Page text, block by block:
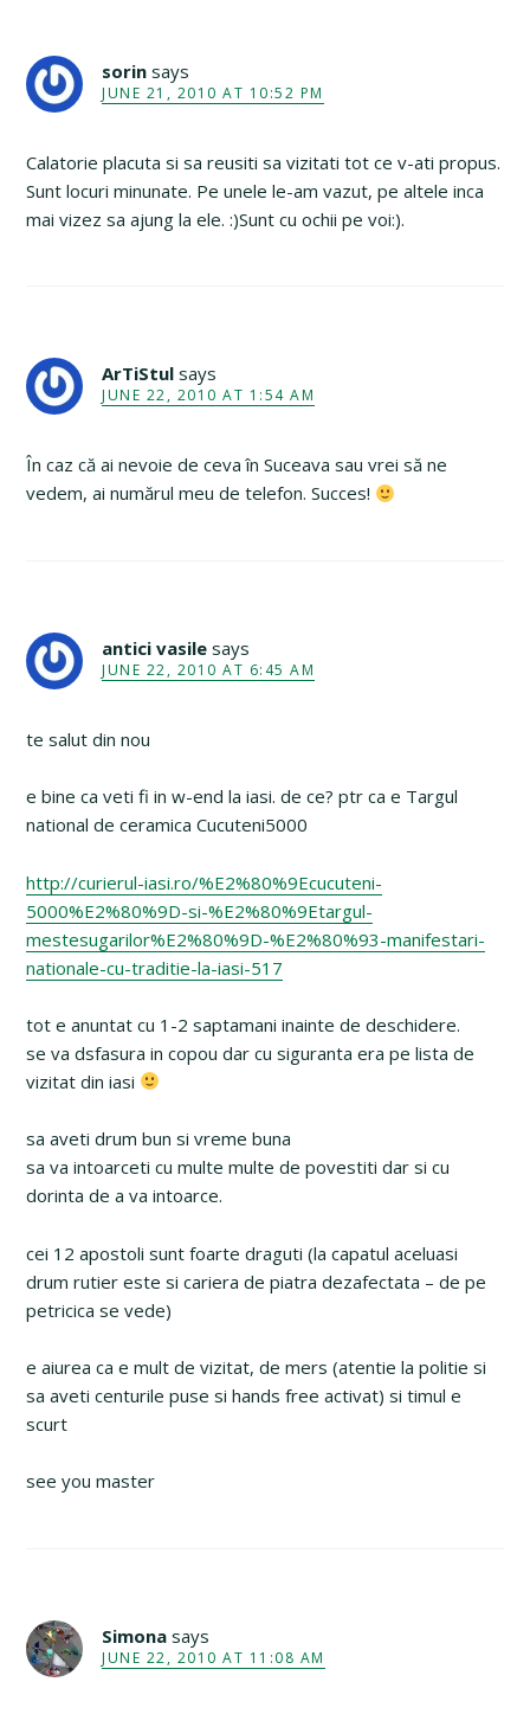
sorin says
JUNE 21, 2010 AT 10:52 PM
Calatorie placuta si sa reusiti sa vizitati tot ce v-ati propus.
Sunt locuri minunate. Pe unele le-am vazut, pe altele inca
mai vizez sa ajung la ele. :)Sunt cu ochii pe voi:).
ArTiStul says
JUNE 22, 2010 AT 1:54 AM
În caz că ai nevoie de ceva în Suceava sau vrei să ne
vedem, ai numărul meu de telefon. Succes!
antici vasile says
JUNE 22, 2010 AT 6:45 AM
te salut din nou
e bine ca veti fi in w-end la iasi. de ce? ptr ca e Targul
national de ceramica Cucuteni5000
http://curierul-iasi.ro/%E2%80%9Ecucuteni-
5000%E2%80%9D-si-%E2%80%9Etargul-
mestesugarilor%E2%80%9D-%E2%80%93-manifestari-
nationale-cu-traditie-la-iasi-517
tot e anuntat cu 1-2 saptamani inainte de deschidere.
se va dsfasura in copou dar cu siguranta era pe lista de
vizitat din iasi
sa aveti drum bun si vreme buna
sa va intoarceti cu multe multe de povestiti dar si cu
dorinta de a va intoarce.
cei 12 apostoli sunt foarte draguti (la capatul aceluasi
drum rutier este si cariera de piatra dezafectata – de pe
petricica se vede)
e aiurea ca e mult de vizitat, de mers (atentie la politie si
sa aveti centurile puse si hands free activat) si timul e
scurt
see you master
Simona says
JUNE 22, 2010 AT 11:08 AM